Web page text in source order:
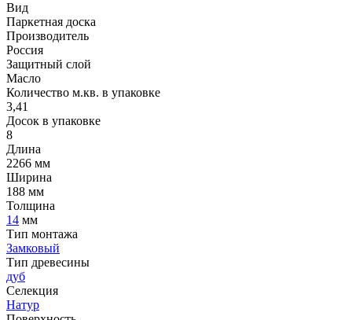
Вид
Паркетная доска
Производитель
Россия
Защитный слой
Масло
Количество м.кв. в упаковке
3,41
Досок в упаковке
8
Длина
2266 мм
Ширина
188 мм
Толщина
14 мм
Тип монтажа
Замковый
Тип древесины
дуб
Селекция
Натур